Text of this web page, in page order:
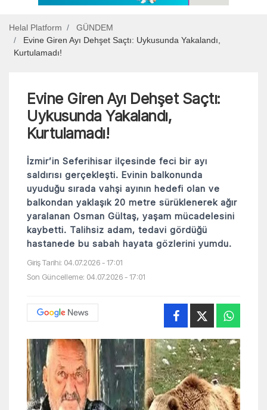
Helal Platform
GÜNDEM
Evine Giren Ayı Dehşet Saçtı: Uykusunda Yakalandı,
Kurtulamadı!
Evine Giren Ayı Dehşet Saçtı:
Uykusunda Yakalandı,
Kurtulamadı!
İzmir’in Seferihisar ilçesinde feci bir ayı
saldırısı gerçekleşti. Evinin balkonunda
uyuduğu sırada vahşi ayının hedefi olan ve
balkondan yaklaşık 20 metre sürüklenerek ağır
yaralanan Osman Gültaş, yaşam mücadelesini
kaybetti. Talihsiz adam, tedavi gördüğü
hastanede bu sabah hayata gözlerini yumdu.
Giriş Tarihi: 04.07.2026 - 17:01
Son Güncelleme: 04.07.2026 - 17:01